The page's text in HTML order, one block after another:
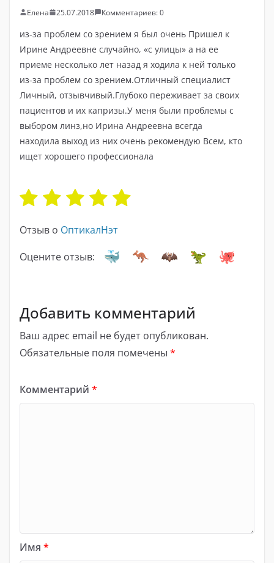
Елена 25.07.2018 Комментариев: 0
из-за проблем со зрением я был очень Пришел к
Ирине Андреевне случайно, «с улицы» а на ее
приеме несколько лет назад я ходила к ней только
из-за проблем со зрением.Отличный специалист
Личный, отзывчивый.Глубоко переживает за своих
пациентов и их капризы.У меня были проблемы с
выбором линз,но Ирина Андреевна всегда
находила выход из них очень рекомендую Всем, кто
ищет хорошего профессионала
Отзыв о ОптикалНэт
Оцените отзыв:
Добавить комментарий
Ваш адрес email не будет опубликован.
Обязательные поля помечены *
Комментарий *
Имя *